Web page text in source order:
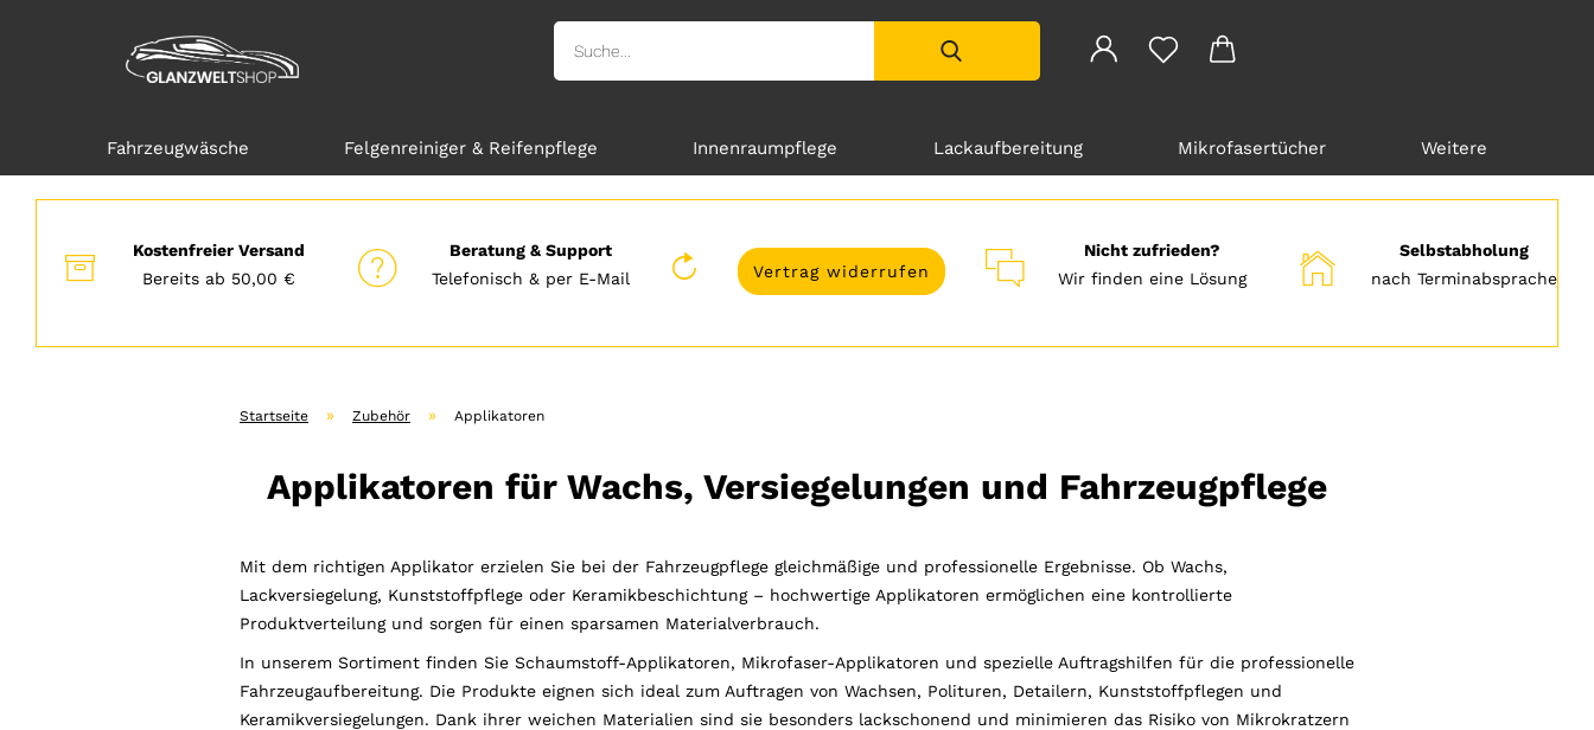
zum
Fahrzeugwäsche Felgenreiniger & Reifenpflege Innenraumpflege Lackaufbereitung Mikrofasertücher Weitere
Kostenfreier Versand
Bereits ab 50,00 €
Beratung & Support
Telefonisch & per E-Mail
Vertrag widerrufen
Nicht zufrieden?
Wir finden eine Lösung
Selbstabholung
nach Terminabsprache
Startseite » Zubehör » Applikatoren
Applikatoren für Wachs, Versiegelungen und Fahrzeugpflege
Mit dem richtigen Applikator erzielen Sie bei der Fahrzeugpflege gleichmäßige und professionelle Ergebnisse. Ob Wachs,
Lackversiegelung, Kunststoffpflege oder Keramikbeschichtung – hochwertige Applikatoren ermöglichen eine kontrollierte
Produktverteilung und sorgen für einen sparsamen Materialverbrauch.
In unserem Sortiment finden Sie Schaumstoff-Applikatoren, Mikrofaser-Applikatoren und spezielle Auftragshilfen für die professionelle
Fahrzeugaufbereitung. Die Produkte eignen sich ideal zum Auftragen von Wachsen, Polituren, Detailern, Kunststoffpflegen und
Keramikversiegelungen. Dank ihrer weichen Materialien sind sie besonders lackschonend und minimieren das Risiko von Mikrokratzern